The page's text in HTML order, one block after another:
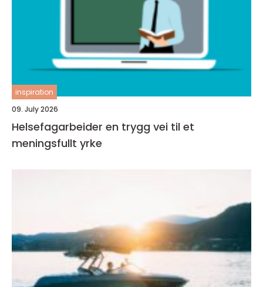
inspiration
09. July 2026
Helsefagarbeider en trygg vei til et
meningsfullt yrke